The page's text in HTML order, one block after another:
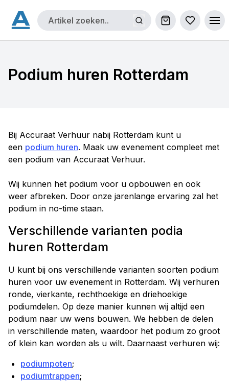
Winkelwagen
Podium huren Rotterdam
Bij Accuraat Verhuur nabij Rotterdam kunt u
een podium huren. Maak uw evenement compleet met
een podium van Accuraat Verhuur.
Wij kunnen het podium voor u opbouwen en ook
weer afbreken. Door onze jarenlange ervaring zal het
podium in no-time staan.
Verschillende varianten podia
huren Rotterdam
U kunt bij ons verschillende varianten soorten podium
huren voor uw evenement in Rotterdam. Wij verhuren
ronde, vierkante, rechthoekige en driehoekige
podiumdelen. Op deze manier kunnen wij altijd een
podium naar uw wens bouwen. We hebben de delen
in verschillende maten, waardoor het podium zo groot
of klein kan worden als u wilt. Daarnaast verhuren wij:
podiumpoten;
podiumtrappen;